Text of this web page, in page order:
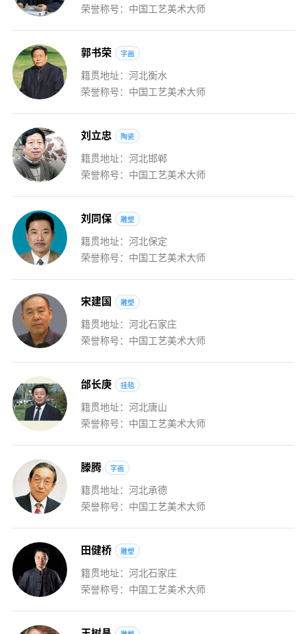
荣誉称号：中国工艺美术大师
郭书荣 字画
籍贯地址：河北衡水
荣誉称号：中国工艺美术大师
刘立忠 陶瓷
籍贯地址：河北邯郸
荣誉称号：中国工艺美术大师
刘同保 雕塑
籍贯地址：河北保定
荣誉称号：中国工艺美术大师
宋建国 雕塑
籍贯地址：河北石家庄
荣誉称号：中国工艺美术大师
邰长庚 挂毯
籍贯地址：河北唐山
荣誉称号：中国工艺美术大师
滕腾 字画
籍贯地址：河北承德
荣誉称号：中国工艺美术大师
田健桥 雕塑
籍贯地址：河北石家庄
荣誉称号：中国工艺美术大师